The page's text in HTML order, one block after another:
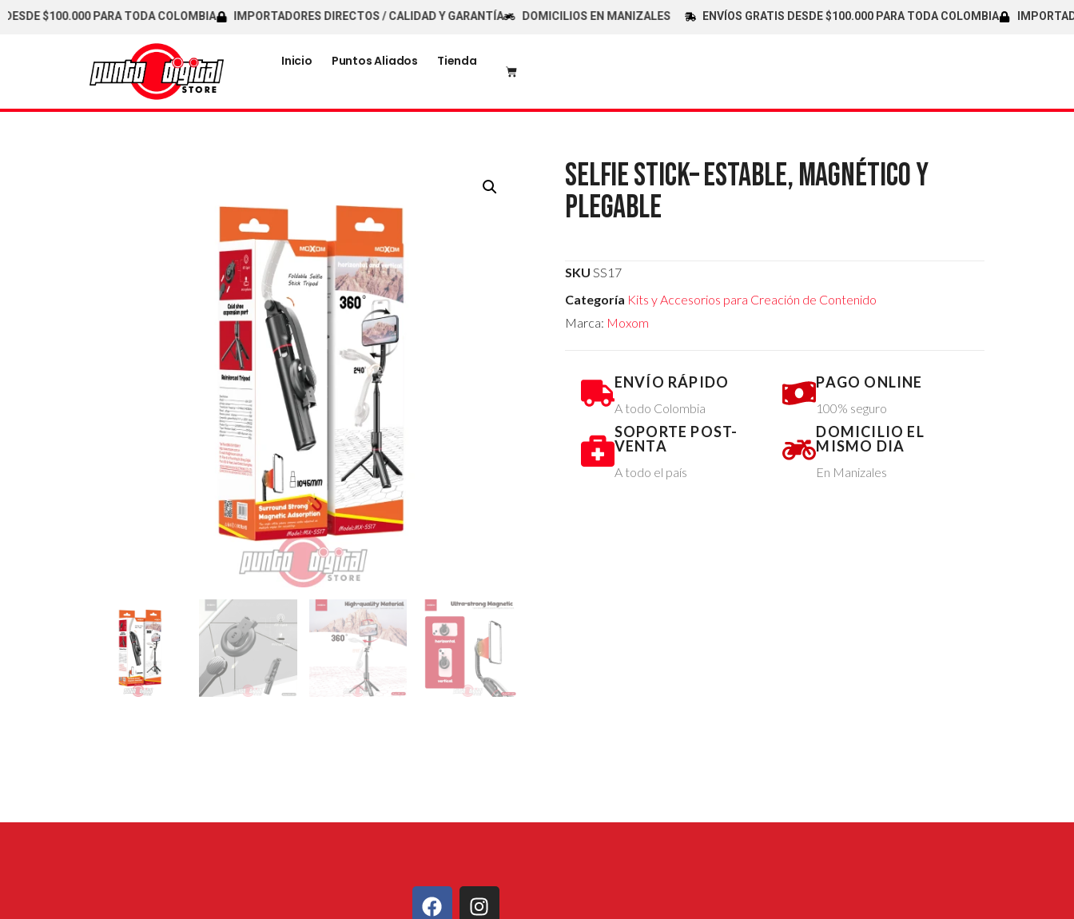
$100.000 PARA TODA COLOMBIA IMPORTADORES DIRECTOS / CALIDAD Y GARANTÍA DOMICILIOS EN MANIZALES ENVÍOS GRATIS DESDE $100.000 PARA TODA COLOMBIA
Inicio Puntos Aliados Tienda
SELFIE STICK– ESTABLE, MAGNÉTICO Y
PLEGABLE
SKU SS17
Categoría Kits y Accesorios para Creación de Contenido
Marca: Moxom
ENVÍO RÁPIDO
A todo Colombia
SOPORTE POST-
VENTA
A todo el país
PAGO ONLINE
100% seguro
DOMICILIO EL
MISMO DIA
En Manizales